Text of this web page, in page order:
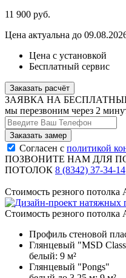
11 900 руб.
Цена актуальна до
Цена с установкой
Бесплатный сервис
Заказать расчёт
ЗАЯВКА НА
мы перезвоним через 2
Согласен с политикой
ПОЗВОНИТЕ НАМ ДЛЯ
ПОТОЛОК 8 (8342) 37-34-14
Стоимость резного потолка
Стоимость резного потолка
Профиль стеновой
Глянцевый "MSD
белый: 9 м²
Глянцевый "Pongs"